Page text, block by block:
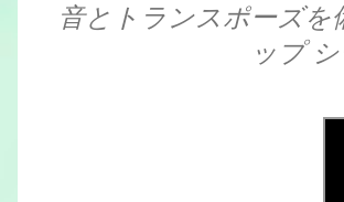
音とトランスポーズ
ップ